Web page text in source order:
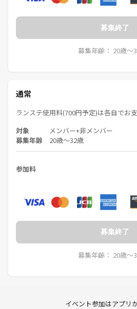
募集終了
募集年齢： 20歳〜
通常
ランステ使用料(700円予定)は各自でお
対象 メンバー+非メンバー
募集年齢 20歳〜32歳
参加料
募集終了
募集年齢： 20歳〜
イベント参加はアプリ